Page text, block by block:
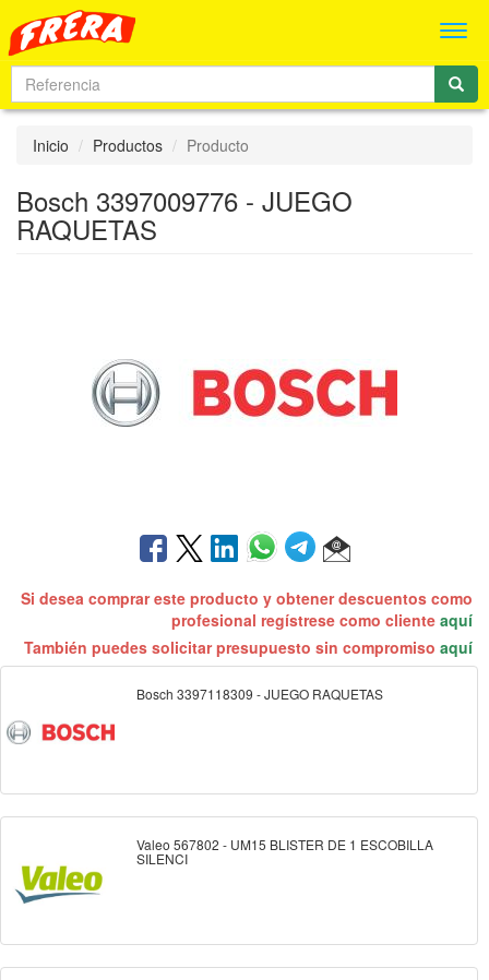
Inicio Productos Producto
Bosch 3397009776 - JUEGO
RAQUETAS
Si desea comprar este producto y obtener descuentos como
profesional regístrese como cliente aquí
También puedes solicitar presupuesto sin compromiso aquí
Bosch 3397118309 - JUEGO RAQUETAS
Valeo 567802 - UM15 BLISTER DE 1 ESCOBILLA
SILENCI